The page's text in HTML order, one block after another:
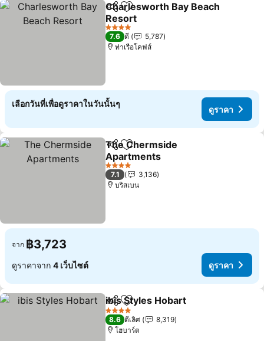
แชร์ เพิ่มในรายการโปรด
Charlesworth Bay Beach
Resort
ดูราคา
4 ดาว
7.6 ดี
5,787
ท่าเรือโคฟส์
เลือกวันที่เพื่อดูราคาในวันนั้นๆ
ดูราคา
แชร์ เพิ่มในรายการโปรด
The Chermside
Apartments
ดูราคา
4 ดาว
7.1
3,136
บริสเบน
จาก ฿3,723
ดูราคาจาก 4 เว็บไซต์ ดูราคา
แชร์ เพิ่มในรายการโปรด
ibis Styles Hobart
4 ดาว
8.6 ดีเลิศ
8,319
โฮบาร์ต